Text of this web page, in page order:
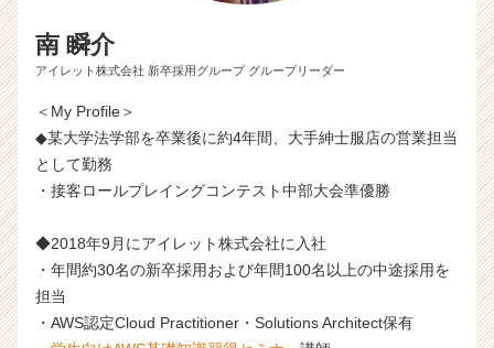
南 瞬介
アイレット株式会社 新卒採用グループ グループリーダー
＜My Profile＞
◆某大学法学部を卒業後に約4年間、大手紳士服店の営業担当
として勤務
・接客ロールプレイングコンテスト中部大会準優勝
◆2018年9月にアイレット株式会社に入社
・年間約30名の新卒採用および年間100名以上の中途採用を
担当
・AWS認定Cloud Practitioner・Solutions Architect保有